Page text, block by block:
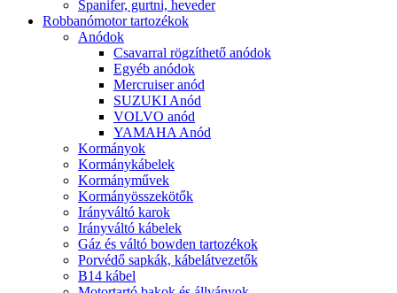
Spanifer, gurtni, heveder
Robbanómotor tartozékok
Anódok
Csavarral rögzíthető anódok
Egyéb anódok
Mercruiser anód
SUZUKI Anód
VOLVO anód
YAMAHA Anód
Kormányok
Kormánykábelek
Kormányművek
Kormányösszekötők
Irányváltó karok
Irányváltó kábelek
Gáz és váltó bowden tartozékok
Porvédő sapkák, kábelátvezetők
B14 kábel